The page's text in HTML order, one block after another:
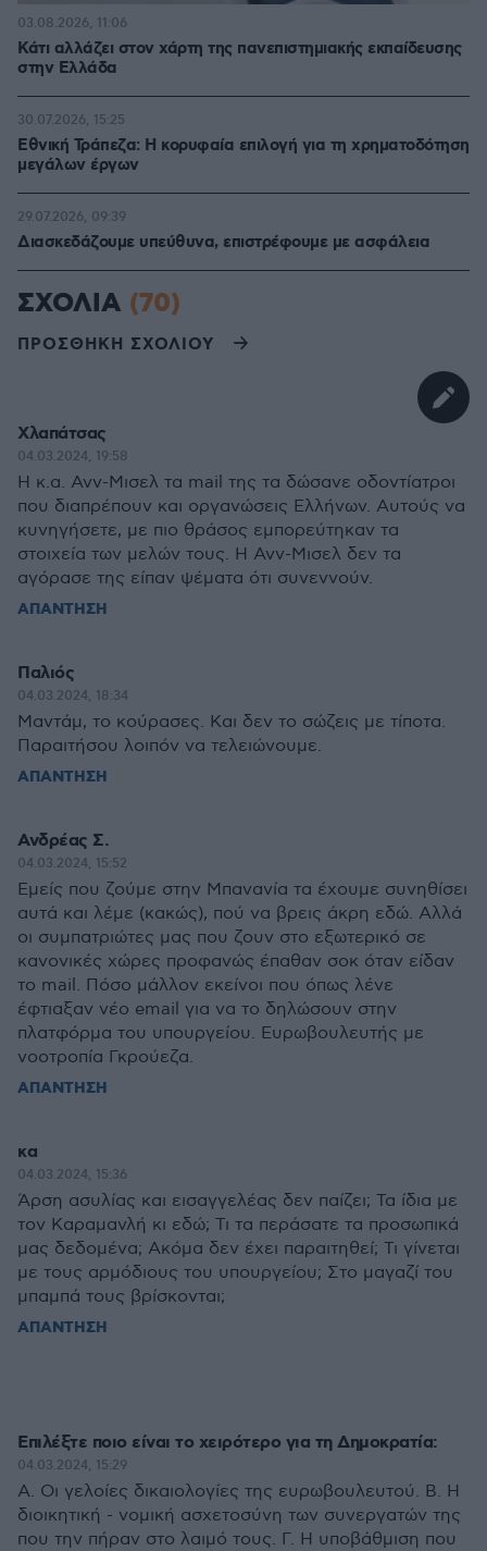
Κάτι αλλάζει στον χάρτη της πανεπιστημιακής εκπαίδευσης
στην Ελλάδα
03.08.2026, 11:06
Εθνική Τράπεζα: Η κορυφαία επιλογή για τη χρηματοδότηση
μεγάλων έργων
30.07.2026, 15:25
Διασκεδάζουμε υπεύθυνα, επιστρέφουμε με ασφάλεια
29.07.2026, 09:39
ΣΧΟΛΙΑ (70)
ΠΡΟΣΘΗΚΗ ΣΧΟΛΙΟΥ
Χλαπάτσας
04.03.2024, 19:58
Η κ.α. Ανν-Μισελ τα mail της τα δώσανε οδοντίατροι
που διαπρέπουν και οργανώσεις Ελλήνων. Αυτούς να
κυνηγήσετε, με πιο θράσος εμπορεύτηκαν τα
στοιχεία των μελών τους. Η Ανν-Μισελ δεν τα
αγόρασε της είπαν ψέματα ότι συνεννούν.
ΑΠΑΝΤΗΣΗ
Παλιός
04.03.2024, 18:34
Μαντάμ, το κούρασες. Και δεν το σώζεις με τίποτα.
Παραιτήσου λοιπόν να τελειώνουμε.
ΑΠΑΝΤΗΣΗ
Ανδρέας Σ.
04.03.2024, 15:52
Εμείς που ζούμε στην Μπανανία τα έχουμε συνηθίσει
αυτά και λέμε (κακώς), πού να βρεις άκρη εδώ. Αλλά
οι συμπατριώτες μας που ζουν στο εξωτερικό σε
κανονικές χώρες προφανώς έπαθαν σοκ όταν είδαν
το mail. Πόσο μάλλον εκείνοι που όπως λένε
έφτιαξαν νέο email για να το δηλώσουν στην
πλατφόρμα του υπουργείου. Ευρωβουλευτής με
νοοτροπία Γκρούεζα.
ΑΠΑΝΤΗΣΗ
κα
04.03.2024, 15:36
Άρση ασυλίας και εισαγγελέας δεν παίζει; Τα ίδια με
τον Καραμανλή κι εδώ; Τι τα περάσατε τα προσωπικά
μας δεδομένα; Ακόμα δεν έχει παραιτηθεί; Τι γίνεται
με τους αρμόδιους του υπουργείου; Στο μαγαζί του
μπαμπά τους βρίσκονται;
ΑΠΑΝΤΗΣΗ
Επιλέξτε ποιο είναι το χειρότερο για τη Δημοκρατία:
04.03.2024, 15:29
Α. Οι γελοίες δικαιολογίες της ευρωβουλευτού. Β. Η
διοικητική - νομική ασχετοσύνη των συνεργατών της
που την πήραν στο λαιμό τους. Γ. Η υποβάθμιση που